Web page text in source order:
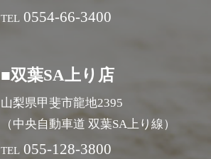
TEL 0554-66-3400
■双葉SA上り店
山梨県甲斐市龍地2395
（中央自動車道 双葉SA上り線）
TEL 055-128-3800